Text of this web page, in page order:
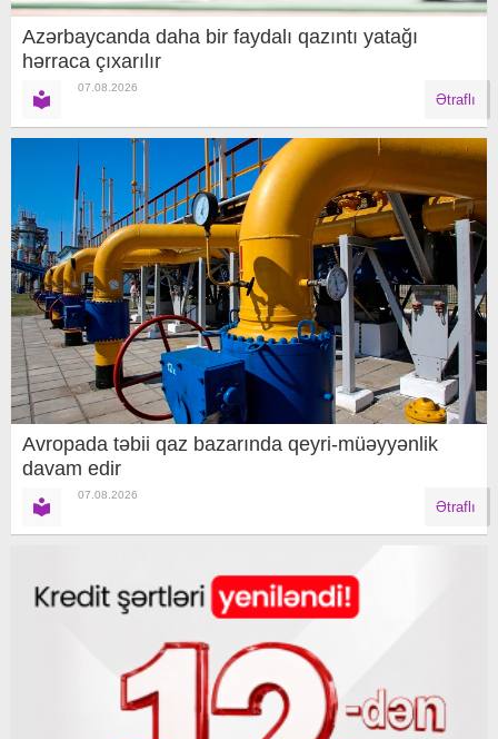
Azərbaycanda daha bir faydalı qazıntı yatağı
hərraca çıxarılır
07.08.2026
Ətraflı
Avropada təbii qaz bazarında qeyri-müəyyənlik
davam edir
07.08.2026
Ətraflı